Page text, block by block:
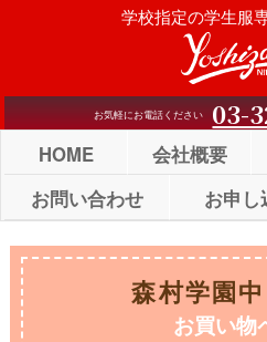
学校指定の学生服
お気軽にお電話ください 03-
HOME 会社概要
お問い合わせ
お申し
森村学園
お買い物